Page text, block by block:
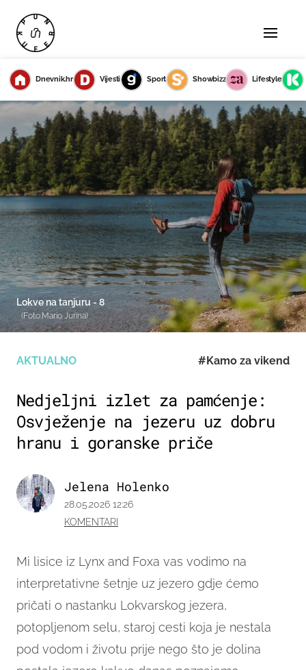
Dnevnik.hr Vijesti Sport Showbizz Lifestyle
AKTUALNO #Kamo za vikend
Nedjeljni izlet za pamćenje:
Osvježenje na jezeru uz dobru
hranu i goranske priče
Mi lisice iz Lynx and Foxa vas vodimo na
interpretativne šetnje uz jezero gdje ćemo
pričati o nastanku Lokvarskog jezera,
potopljenom selu, staroj cesti koja je nestala
pod vodom i životu prije nego što je dolina
Jelena Holenko
28.05.2026 12:26
KOMENTARI
Lokve na tanjuru - 8
(Foto:Mario Jurina)